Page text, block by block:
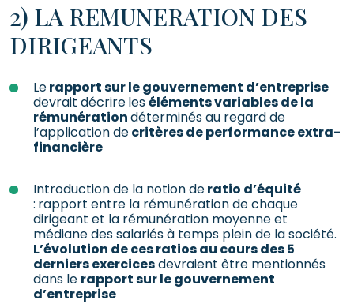
2) LA REMUNERATION DES
DIRIGEANTS
Lerapport sur le gouvernement d’entreprise
devrait décrireleséléments variables de la
rémunérationdéterminés au regard de
l’application decritères de performance extra-
financière
Introduction de la notion deratio d’équité
: rapport entre la rémunération de chaque
dirigeant et la rémunération moyenne et
médiane des salariés à temps plein de la société.
L’évolution de ces ratios au cours des 5
derniers exercicesdevraient être mentionnés
dans le rapport sur le gouvernement
d’entreprise